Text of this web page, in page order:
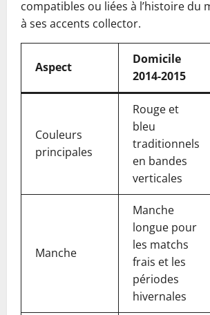
compatibles ou liées à l’histoire du
à ses accents collector.
Aspect
Domicile
2014-2015
Couleurs
principales
Rouge et
bleu
traditionnels
en bandes
verticales
Manche
Manche
longue pour
les matchs
frais et les
périodes
hivernales